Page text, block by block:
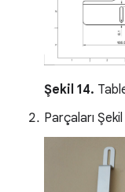
Şekil 14.
Parçaları